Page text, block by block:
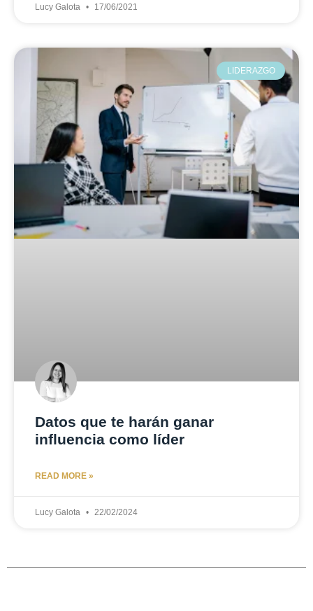
Lucy Galota 17/06/2021
LIDERAZGO
Datos que te harán ganar
influencia como líder
READ MORE »
Lucy Galota 22/02/2024